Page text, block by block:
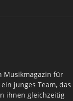
Musikmagazin für
junges Team, das
ihnen gleichzeitig